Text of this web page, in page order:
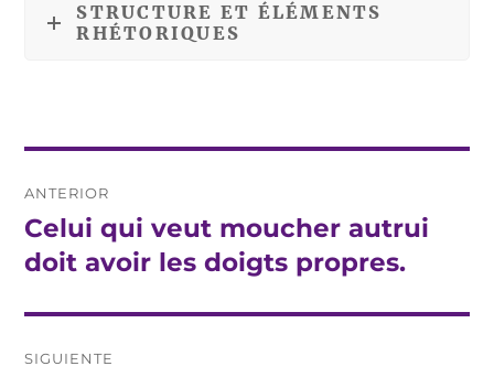
STRUCTURE ET ÉLÉMENTS
RHÉTORIQUES
de
entradas
ANTERIOR
Entrada
anterior:
Celui qui veut moucher autrui
doit avoir les doigts propres.
SIGUIENTE